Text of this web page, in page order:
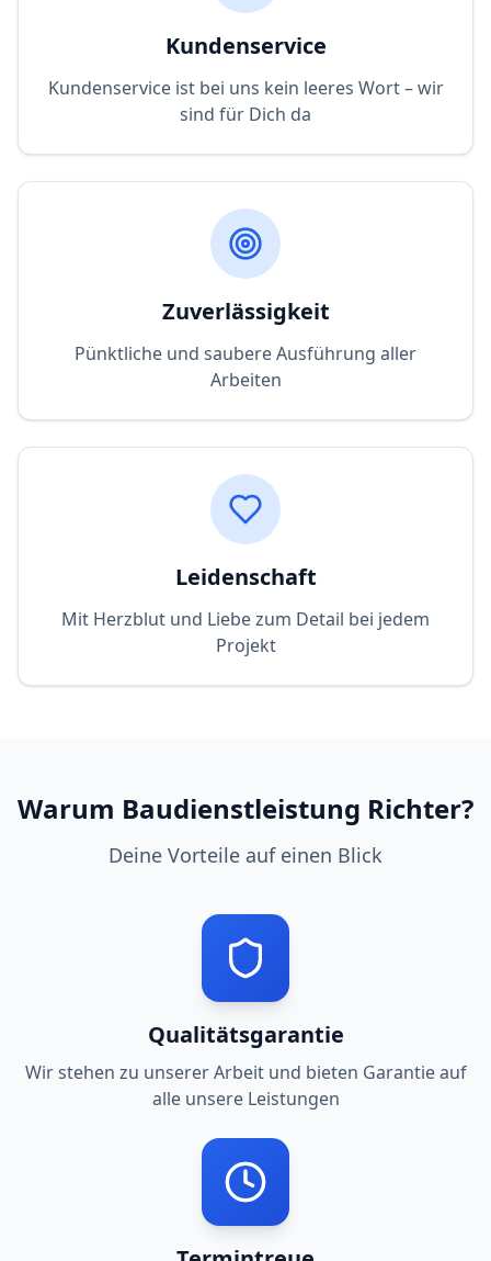
Kundenservice
Kundenservice ist bei uns kein leeres Wort – wir
sind für Dich da
Zuverlässigkeit
Pünktliche und saubere Ausführung aller
Arbeiten
Leidenschaft
Mit Herzblut und Liebe zum Detail bei jedem
Projekt
Warum Baudienstleistung Richter?
Deine Vorteile auf einen Blick
Qualitätsgarantie
Wir stehen zu unserer Arbeit und bieten Garantie auf
alle unsere Leistungen